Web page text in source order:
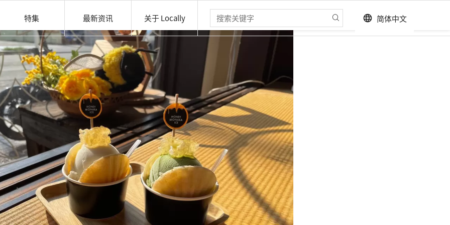
特集 最新资讯 关于 Locally language 简体中文